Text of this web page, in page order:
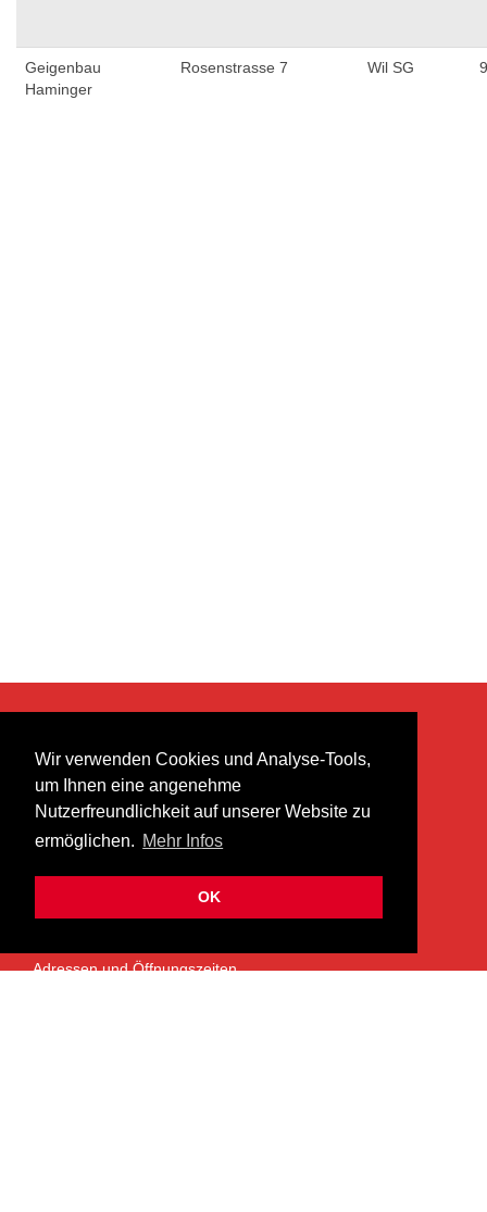
Wir verwenden Cookies und Analyse-Tools,
um Ihnen eine angenehme
Nutzerfreundlichkeit auf unserer Website zu
ermöglichen. Mehr Infos
OK
Geigenbau
Haminger
Rosenstrasse 7 Wil SG
heer musik ag
Lättenstrasse 35
8952 Schlieren
info@heermusic.com
ÜBER UNS
Adressen und Öffnungszeiten